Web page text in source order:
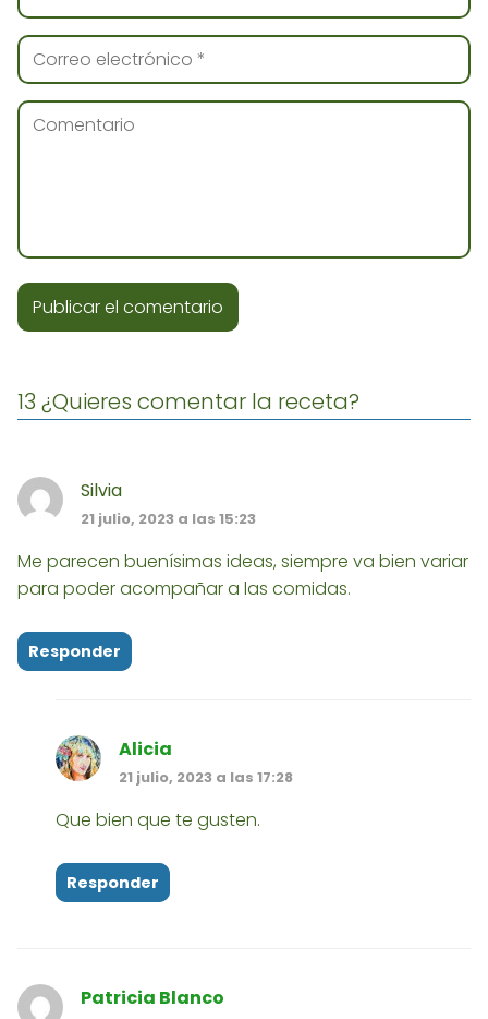
13 ¿Quieres comentar la receta?
Silvia
21 julio, 2023 a las 15:23
Me parecen buenísimas ideas, siempre va bien variar
para poder acompañar a las comidas.
Responder
Alicia
21 julio, 2023 a las 17:28
Que bien que te gusten.
Responder
Patricia Blanco